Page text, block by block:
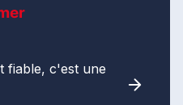
fiable, c'est une